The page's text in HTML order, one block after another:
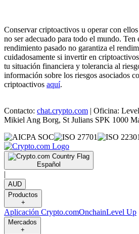
Conservar criptoactivos u operar con
no ser adecuado para todo el mundo. Ten
rendimiento pasado no garantiza el
cuidadosamente si invertir en
tu situación financiera y tolerancia al
información sobre los riesgos asociados
criptoactivos aquí.
Contacto: chat.crypto.com | Oficina:
Mikiel Ang Borg, St Julians SPK 1000
Español
|
AUD
Productos
+
Aplicación Crypto.comOnchainLevel Up
Mercados
+